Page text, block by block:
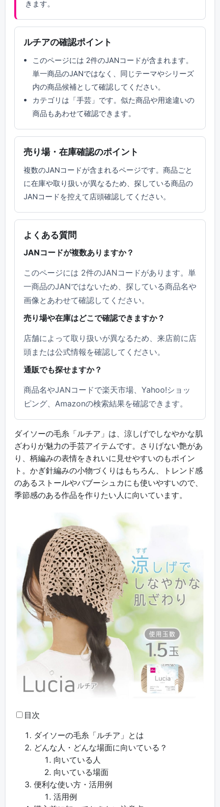
きます。
ルチアの確認ポイント
このページには 2件のJANコードが含まれます。
単一商品のJANではなく、同じテーマやシリーズ
内の商品候補として確認してください。
カテゴリは「手芸」です。似た商品や用途違いの
商品もあわせて確認できます。
売り場・在庫確認のポイント
複数のJANコードが含まれるページです。商品ごと
に在庫や取り扱いが異なるため、探している商品の
JANコードを控えて店頭確認してください。
よくある質問
JANコードが複数ありますか？
このページには 2件のJANコードがあります。単
一商品のJANではないため、探している商品名や
画像とあわせて確認してください。
売り場や在庫はどこで確認できますか？
店舗によって取り扱いが異なるため、来店前に店
頭または公式情報を確認してください。
通販でも探せますか？
商品名やJANコードで楽天市場、Yahoo!ショッ
ピング、Amazonの検索結果を確認できます。
ダイソーの毛糸「ルチア」は、涼しげでしなやかな肌
ざわりが魅力の手芸アイテムです。さりげない艶があ
り、柄編みの表情をきれいに見せやすいのもポイン
ト。かぎ針編みの小物づくりはもちろん、トレンド感
のあるストールやバブーシュカにも使いやすいので、
季節感のある作品を作りたい人に向いています。
目次
ダイソーの毛糸「ルチア」とは
どんな人・どんな場面に向いている？
向いている人
向いている場面
便利な使い方・活用例
活用例